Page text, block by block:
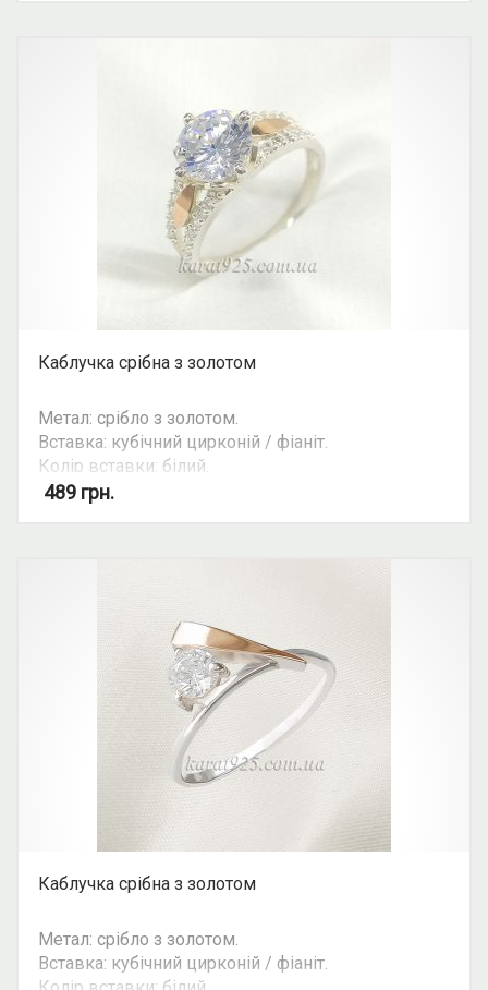
Каблучка срібна з золотом
Метал: срібло з золотом.
Вставка: кубічний цирконій / фіаніт.
Колір вставки: білий.
Вид: круглий камінь.
489 грн.
Каблучка срібна з золотом
Метал: срібло з золотом.
Вставка: кубічний цирконій / фіаніт.